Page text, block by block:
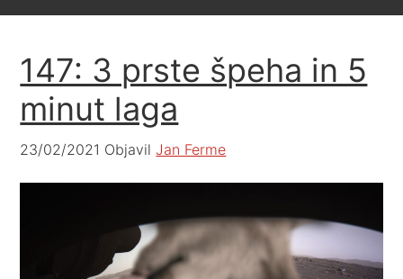
147: 3 prste špeha in 5
minut laga
23/02/2021 ObjavilJan Ferme